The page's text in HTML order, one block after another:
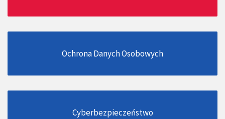
Ochrona Danych Osobowych
Cyberbezpieczeństwo